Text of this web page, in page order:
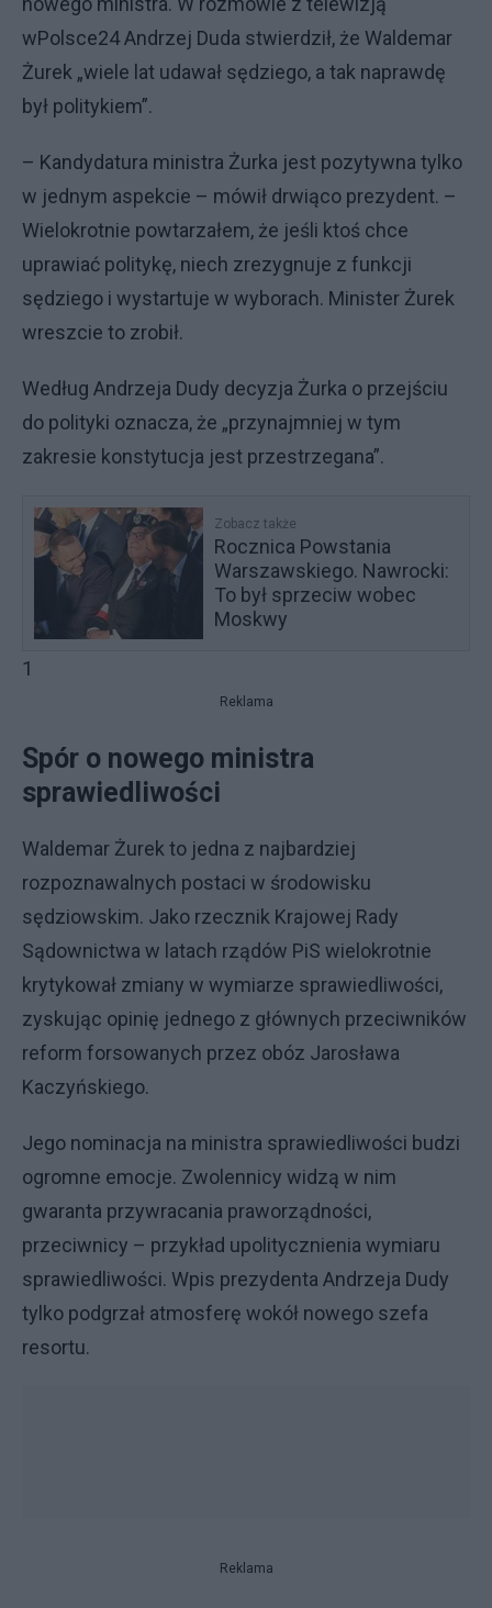
wPolsce24 Andrzej Duda stwierdził, że Waldemar
Żurek „wiele lat udawał sędziego, a tak naprawdę
był politykiem”.
– Kandydatura ministra Żurka jest pozytywna tylko
w jednym aspekcie – mówił drwiąco prezydent. –
Wielokrotnie powtarzałem, że jeśli ktoś chce
uprawiać politykę, niech zrezygnuje z funkcji
sędziego i wystartuje w wyborach. Minister Żurek
wreszcie to zrobił.
Według Andrzeja Dudy decyzja Żurka o przejściu
do polityki oznacza, że „przynajmniej w tym
zakresie konstytucja jest przestrzegana”.
Zobacz także
Rocznica Powstania
Warszawskiego. Nawrocki:
To był sprzeciw wobec
Moskwy
1
Reklama
Spór o nowego ministra
sprawiedliwości
Waldemar Żurek to jedna z najbardziej
rozpoznawalnych postaci w środowisku
sędziowskim. Jako rzecznik Krajowej Rady
Sądownictwa w latach rządów PiS wielokrotnie
krytykował zmiany w wymiarze sprawiedliwości,
zyskując opinię jednego z głównych przeciwników
reform forsowanych przez obóz Jarosława
Kaczyńskiego.
Jego nominacja na ministra sprawiedliwości budzi
ogromne emocje. Zwolennicy widzą w nim
gwaranta przywracania praworządności,
przeciwnicy – przykład upolitycznienia wymiaru
sprawiedliwości. Wpis prezydenta Andrzeja Dudy
tylko podgrzał atmosferę wokół nowego szefa
resortu.
Reklama